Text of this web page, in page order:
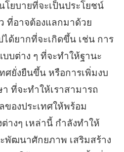
ยบายที่จะเป็นประโยชน์
ที่อาจต้องแลกมาด้วย
ด้ยากที่จะเกิดขึ้น เช่น การ
บต่าง ๆ ที่จะทำให้ฐานะ
ศยั่งยืนขึ้น หรือการเพิ่มงบ
ที่จะทำให้เราสามารถ
องประเทศให้พร้อม
างๆ เหล่านี้ กำลังทำให้
พัฒนาศักยภาพ เสริมสร้าง